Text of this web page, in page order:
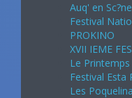
Auq' en Sc?ne
Festival
PROKINO
XVII IEME
Le
Festival Esta
Les